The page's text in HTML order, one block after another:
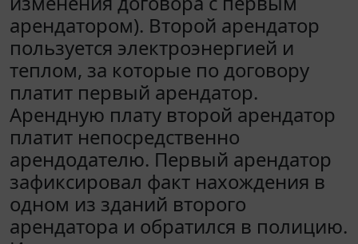
арендатором). Второй арендатор
пользуется электроэнергией и
теплом, за которые по договору
платит первый арендатор.
Арендную плату второй арендатор
платит непосредственно
арендодателю. Первый арендатор
зафиксировал факт нахождения в
одном из зданий второго
арендатора и обратился в полицию.